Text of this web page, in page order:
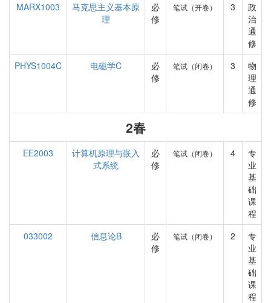
MARX1003
马克思主义基本原
理
必
修
笔试（开卷） 3
政
治
通
修
PHYS1004C
电磁学C
必
修
笔试（闭卷） 3
物
理
通
修
2春
EE2003
计算机原理与嵌入
式系统
必
修
笔试（闭卷） 4
专
业
基
础
课
程
033002
信息论B
必
修
笔试（闭卷） 2
专
业
基
础
课
程